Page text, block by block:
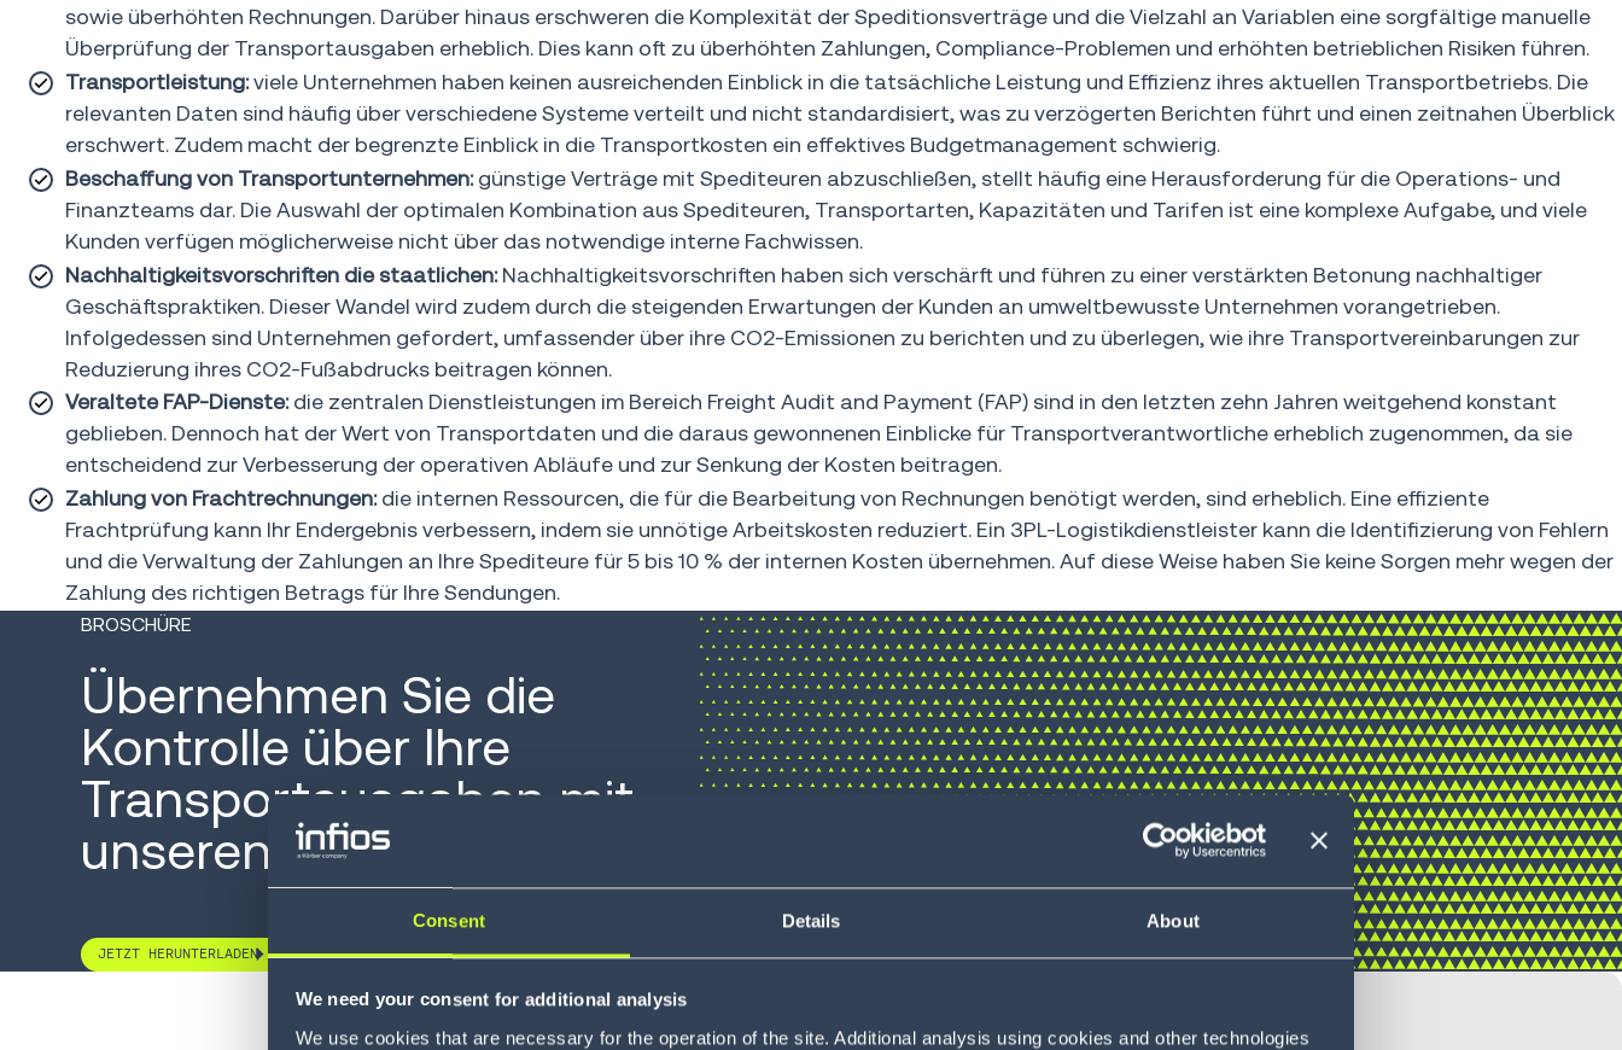
Consent Details About
We need your consent for additional analysis
We use cookies that are necessary for the operation of the site. Additional analysis using cookies and other technologies
sowie überhöhten Rechnungen. Darüber hinaus erschweren die Komplexität der Speditionsverträge und die Vielzahl an Variablen eine sorgfältige manuelle
Überprüfung der Transportausgaben erheblich. Dies kann oft zu überhöhten Zahlungen, Compliance-Problemen und erhöhten betrieblichen Risiken führen.
Transportleistung:viele Unternehmen haben keinen ausreichenden Einblick in die tatsächliche Leistung und Effizienz ihres aktuellen Transportbetriebs. Die
relevanten Daten sind häufig über verschiedene Systeme verteilt und nicht standardisiert, was zu verzögerten Berichten führt und einen zeitnahen Überblick
erschwert. Zudem macht der begrenzte Einblick in die Transportkosten ein effektives Budgetmanagement schwierig.
Beschaffung von Transportunternehmen:günstige Verträge mit Spediteuren abzuschließen, stellt häufig eine Herausforderung für die Operations- und
Finanzteams dar. Die Auswahl der optimalen Kombination aus Spediteuren, Transportarten, Kapazitäten und Tarifen ist eine komplexe Aufgabe, und viele
Kunden verfügen möglicherweise nicht über das notwendige interne Fachwissen.
Nachhaltigkeitsvorschriften die staatlichen:Nachhaltigkeitsvorschriften haben sich verschärft und führen zu einer verstärkten Betonung nachhaltiger
Geschäftspraktiken. Dieser Wandel wird zudem durch die steigenden Erwartungen der Kunden an umweltbewusste Unternehmen vorangetrieben.
Infolgedessen sind Unternehmen gefordert, umfassender über ihre CO2-Emissionen zu berichten und zu überlegen, wie ihre Transportvereinbarungen zur
Reduzierung ihres CO2-Fußabdrucks beitragen können.
Veraltete FAP-Dienste:die zentralen Dienstleistungen im Bereich Freight Audit and Payment (FAP) sind in den letzten zehn Jahren weitgehend konstant
geblieben. Dennoch hat der Wert von Transportdaten und die daraus gewonnenen Einblicke für Transportverantwortliche erheblich zugenommen, da sie
entscheidend zur Verbesserung der operativen Abläufe und zur Senkung der Kosten beitragen.
Zahlung von Frachtrechnungen:die internen Ressourcen, die für die Bearbeitung von Rechnungen benötigt werden, sind erheblich. Eine effiziente
Frachtprüfung kann Ihr Endergebnis verbessern, indem sie unnötige Arbeitskosten reduziert. Ein 3PL-Logistikdienstleister kann die Identifizierung von Fehlern
und die Verwaltung der Zahlungen an Ihre Spediteure für 5 bis 10 % der internen Kosten übernehmen. Auf diese Weise haben Sie keine Sorgen mehr wegen der
Zahlung des richtigen Betrags für Ihre Sendungen.
BROSCHÜRE
Übernehmen Sie die
Kontrolle über Ihre
Transportausgaben mit
unseren FAP-Lösungen
JETZT HERUNTERLADEN
NIEDRIGERE TRANSPORTKOSTEN